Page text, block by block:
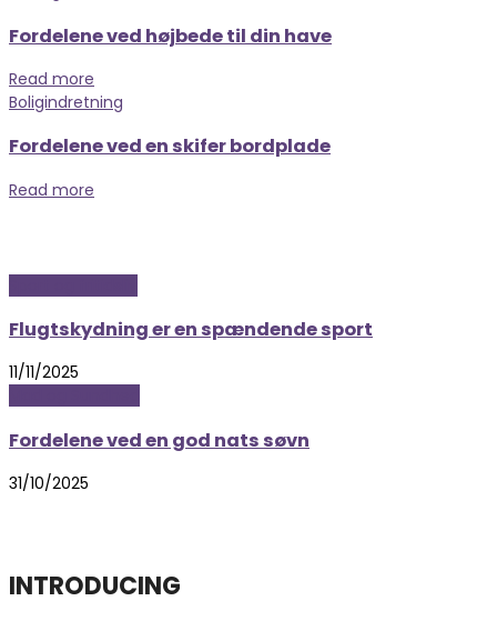
Fordelene ved højbede til din have
Read more
Boligindretning
Fordelene ved en skifer bordplade
Read more
Flugtskydning er en spændende sport
11/11/2025
Fordelene ved en god nats søvn
31/10/2025
INTRODUCING